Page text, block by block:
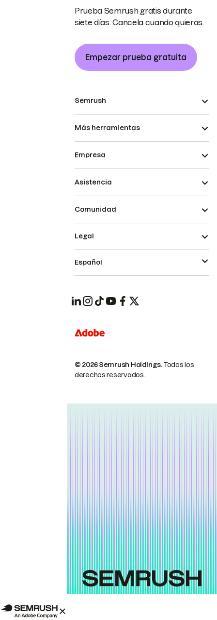
Prueba Semrush gratis durante
siete días. Cancela cuando quieras.
Empezar prueba gratuita
Semrush
Más herramientas
Empresa
Asistencia
Comunidad
© 2026 Semrush Holdings.Todos los
derechos reservados.
Legal
Español